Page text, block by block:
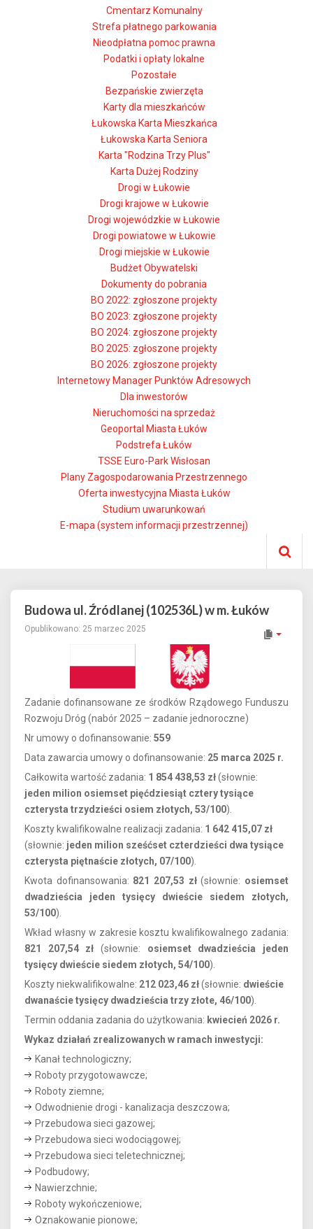
Cmentarz Komunalny
Strefa płatnego parkowania
Nieodpłatna pomoc prawna
Podatki i opłaty lokalne
Pozostałe
Bezpańskie zwierzęta
Karty dla mieszkańców
Łukowska Karta Mieszkańca
Łukowska Karta Seniora
Karta "Rodzina Trzy Plus"
Karta Dużej Rodziny
Drogi w Łukowie
Drogi krajowe w Łukowie
Drogi wojewódzkie w Łukowie
Drogi powiatowe w Łukowie
Drogi miejskie w Łukowie
Budżet Obywatelski
Dokumenty do pobrania
BO 2022: zgłoszone projekty
BO 2023: zgłoszone projekty
BO 2024: zgłoszone projekty
BO 2025: zgłoszone projekty
BO 2026: zgłoszone projekty
Internetowy Manager Punktów Adresowych
Dla inwestorów
Nieruchomości na sprzedaż
Geoportal Miasta Łuków
Podstrefa Łuków
TSSE Euro-Park Wisłosan
Plany Zagospodarowania Przestrzennego
Oferta inwestycyjna Miasta Łuków
Studium uwarunkowań
E-mapa (system informacji przestrzennej)
Budowa ul. Źródlanej (102536L) w m. Łuków
Opublikowano: 25 marzec 2025
Zadanie dofinansowane ze środków Rządowego Funduszu
Rozwoju Dróg (nabór 2025 – zadanie jednoroczne)
Nr umowy o dofinansowanie: 559
Data zawarcia umowy o dofinansowanie: 25 marca 2025 r.
Całkowita wartość zadania: 1 854 438,53 zł(słownie:
jeden milion osiemset pięćdziesiąt cztery tysiące
czterysta trzydzieści osiem złotych, 53/100).
Koszty kwalifikowalne realizacji zadania: 1 642 415,07 zł
(słownie: jeden milion sześćset czterdzieści dwa tysiące
czterysta piętnaście złotych, 07/100).
Kwota dofinansowania: 821 207,53 zł(słownie: osiemset
dwadzieścia jeden tysięcy dwieście siedem złotych,
53/100).
Wkład własny w zakresie kosztu kwalifikowalnego zadania:
821 207,54zł (słownie: osiemset dwadzieścia jeden
tysięcy dwieście siedem złotych, 54/100).
Koszty niekwalifikowalne: 212 023,46 zł(słownie: dwieście
dwanaście tysięcy dwadzieścia trzy złote, 46/100).
Termin oddania zadania do użytkowania: kwiecień 2026 r.
Wykaz działań zrealizowanych w ramach inwestycji:
Kanał technologiczny;
Roboty przygotowawcze;
Roboty ziemne;
Odwodnienie drogi - kanalizacja deszczowa;
Przebudowa sieci gazowej;
Przebudowa sieci wodociągowej;
Przebudowa sieci teletechnicznej;
Podbudowy;
Nawierzchnie;
Roboty wykończeniowe;
Oznakowanie pionowe;